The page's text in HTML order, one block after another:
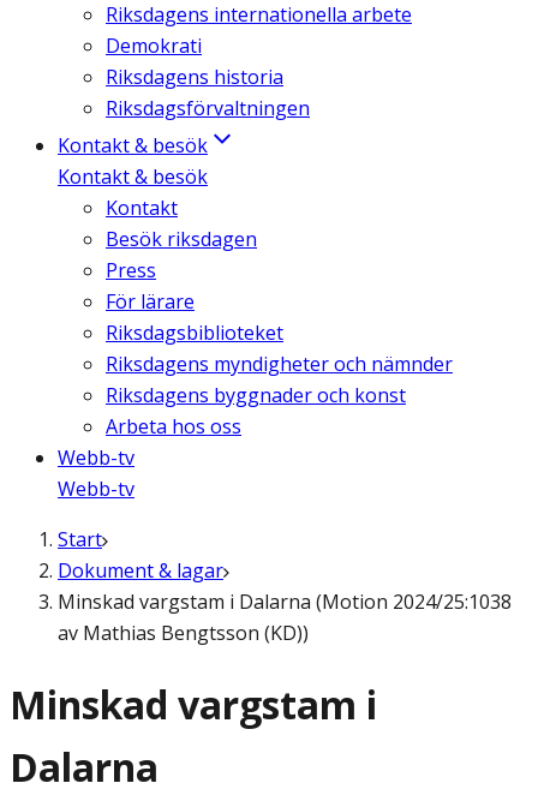
Riksdagens internationella arbete
Demokrati
Riksdagens historia
Riksdagsförvaltningen
Kontakt & besök
Kontakt & besök
Kontakt
Besök riksdagen
Press
För lärare
Riksdagsbiblioteket
Riksdagens myndigheter och nämnder
Riksdagens byggnader och konst
Arbeta hos oss
Webb-tv
Webb-tv
Start
Dokument & lagar
Minskad vargstam i Dalarna (Motion 2024/25:1038
av Mathias Bengtsson (KD))
Minskad vargstam i
Dalarna